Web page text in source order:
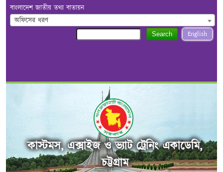
বাংলাদেশ জাতীয় তথ্য বাতায়ন
অফিসের ধরণ
English
Search
কাস্টমস, এক্সাইজ ও ভ্যাট ট্রেনিং একাডেমি,
চট্টগ্রাম